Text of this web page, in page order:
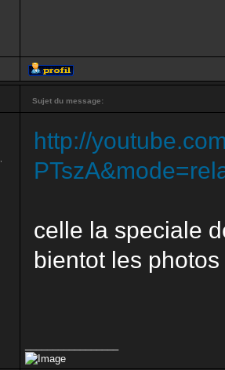
Sujet du message:
http://
celle la speciale
bientot les